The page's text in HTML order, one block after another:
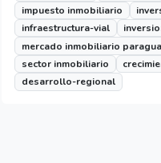
impuesto inmobiliario
infraestructura-vial
mercado inmobiliario
sector inmobiliario
desarrollo-regional